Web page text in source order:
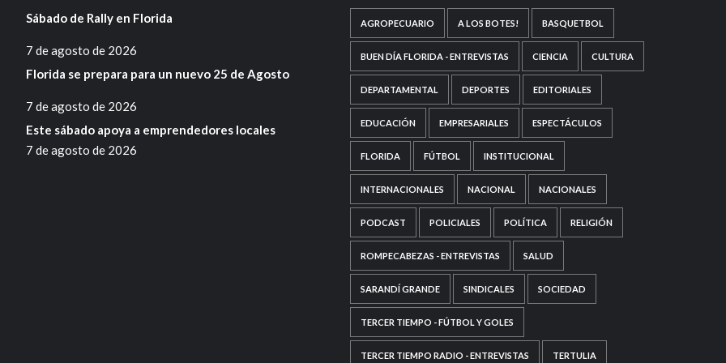
Sábado de Rally en Florida
7 de agosto de 2026
Florida se prepara para un nuevo 25 de Agosto
7 de agosto de 2026
Este sábado apoya a emprendedores locales
7 de agosto de 2026
AGROPECUARIO A LOS BOTES! BASQUETBOL
BUEN DÍA FLORIDA - ENTREVISTAS CIENCIA CULTURA
DEPARTAMENTAL DEPORTES EDITORIALES
EDUCACIÓN EMPRESARIALES ESPECTÁCULOS
FLORIDA FÚTBOL INSTITUCIONAL
INTERNACIONALES NACIONAL NACIONALES
PODCAST POLICIALES POLÍTICA RELIGIÓN
ROMPECABEZAS - ENTREVISTAS SALUD
SARANDÍ GRANDE SINDICALES SOCIEDAD
TERCER TIEMPO - FÚTBOL Y GOLES
TERCER TIEMPO RADIO - ENTREVISTAS TERTULIA